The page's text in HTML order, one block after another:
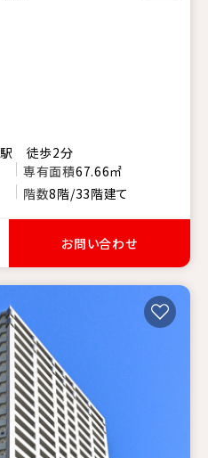
駅 徒歩2分
専有面積67.66㎡
階数8階/33階建て
お問い合わせ